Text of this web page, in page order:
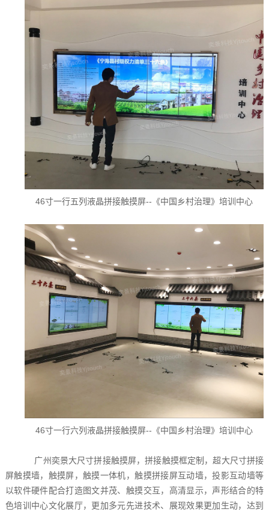
46寸一行五列液晶拼接触摸屏--《中国乡村治理》培训中心
46寸一行六列液晶拼接触摸屏--《中国乡村治理》培训中心
广州奕景大尺寸拼接触摸屏，拼接触摸框定制，超大尺寸拼接
屏触摸墙，触摸屏，触摸一体机，触摸拼接屏互动墙，投影互动墙等
以软件硬件配合打造图文并茂、触摸交互，高清显示，声形结合的特
色培训中心文化展厅，更加多元先进技术、展现效果更加生动，达到